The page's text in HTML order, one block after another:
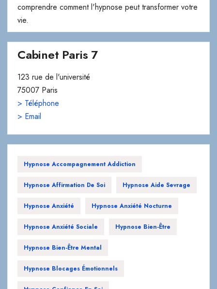
comprendre comment l'hypnose peut transformer votre
vie.
Cabinet Paris 7
123 rue de l'université
75007 Paris
> Téléphone
> Email
Hypnose Accompagnement Addiction
Hypnose Affirmation De Soi Hypnose Aide Sevrage
Hypnose Anxiété Hypnose Anxiété Nocturne
Hypnose Anxiété Sociale Hypnose Bien-Être
Hypnose Bien-Être Mental
Hypnose Blocages Émotionnels